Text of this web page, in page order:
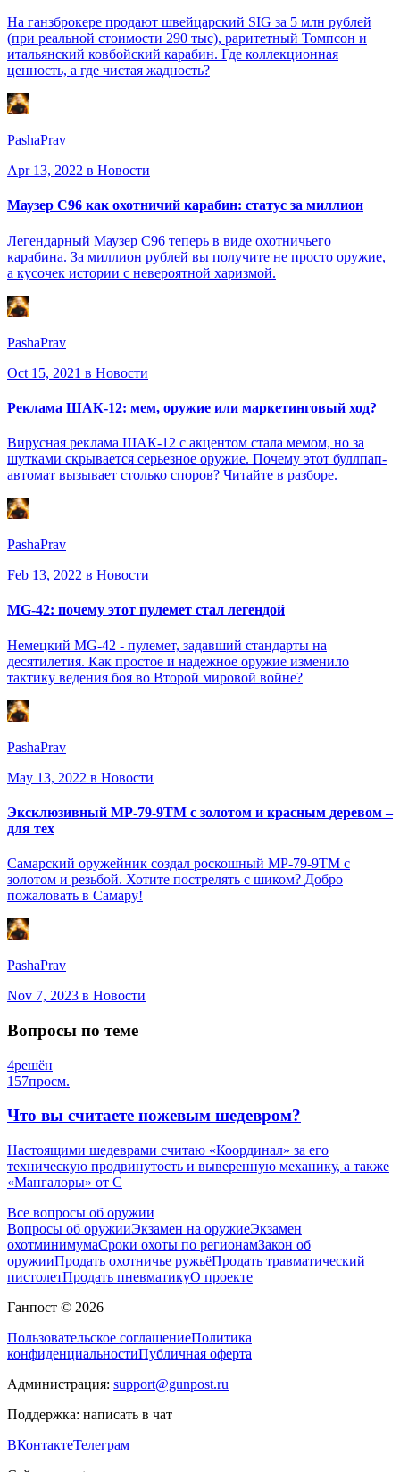
На ганзброкере продают швейцарский SIG за 5 млн рублей
(при реальной стоимости 290 тыс), раритетный Томпсон и
итальянский ковбойский карабин. Где коллекционная
ценность, а где чистая жадность?
PashaPrav
Apr 13, 2022 в Новости
Маузер С96 как охотничий карабин: статус за миллион
Легендарный Маузер С96 теперь в виде охотничьего
карабина. За миллион рублей вы получите не просто оружие,
а кусочек истории с невероятной харизмой.
PashaPrav
Oct 15, 2021 в Новости
Реклама ШАК-12: мем, оружие или маркетинговый ход?
Вирусная реклама ШАК-12 с акцентом стала мемом, но за
шутками скрывается серьезное оружие. Почему этот буллпап-
автомат вызывает столько споров? Читайте в разборе.
PashaPrav
Feb 13, 2022 в Новости
MG-42: почему этот пулемет стал легендой
Немецкий MG-42 - пулемет, задавший стандарты на
десятилетия. Как простое и надежное оружие изменило
тактику ведения боя во Второй мировой войне?
PashaPrav
May 13, 2022 в Новости
Эксклюзивный МР-79-9ТМ с золотом и красным деревом –
для тех
Самарский оружейник создал роскошный МР-79-9ТМ с
золотом и резьбой. Хотите пострелять с шиком? Добро
пожаловать в Самару!
PashaPrav
Nov 7, 2023 в Новости
Вопросы по теме
4решён
157просм.
Что вы считаете ножевым шедевром?
Настоящими шедеврами считаю «Координал» за его
техническую продвинутость и выверенную механику, а также
«Мангалоры» от С
Все вопросы об оружии
Вопросы об оружииЭкзамен на оружиеЭкзамен
охотминимумаСроки охоты по регионамЗакон об
оружииПродать охотничье ружьёПродать травматический
пистолетПродать пневматикуО проекте
Ганпост © 2026
Пользовательское соглашениеПолитика
конфиденциальностиПубличная оферта
Администрация: support@gunpost.ru
Поддержка: написать в чат
ВКонтактеТелеграм